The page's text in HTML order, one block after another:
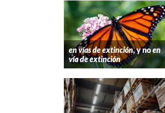
en vías de extinción, y noen
vía de extinción